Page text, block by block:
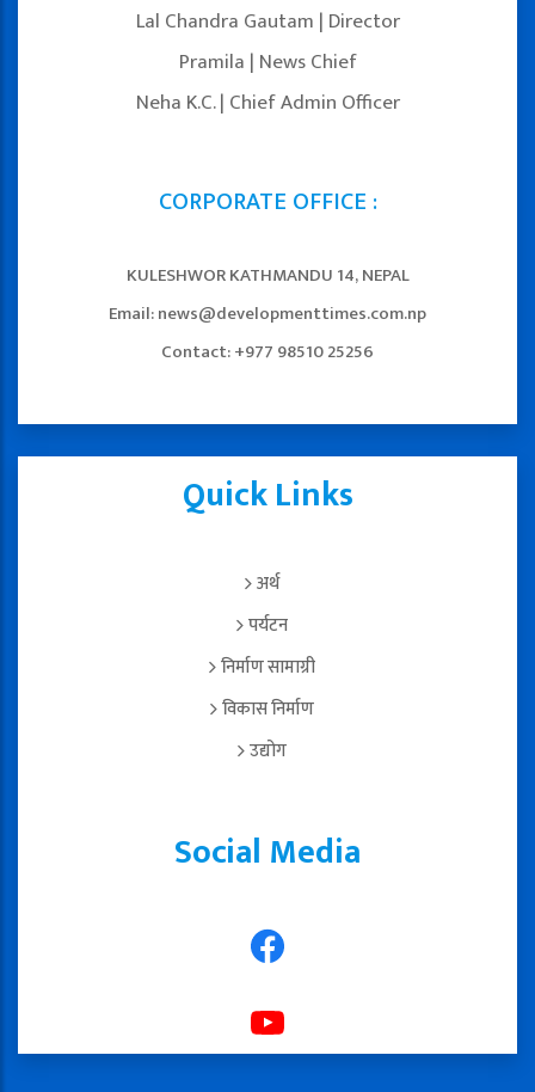
Lal Chandra Gautam | Director
Pramila | News Chief
Neha K.C. | Chief Admin Officer
CORPORATE OFFICE :
KULESHWOR KATHMANDU 14, NEPAL
Email: news@developmenttimes.com.np
Contact: +977 98510 25256
Quick Links
अर्थ
पर्यटन
निर्माण सामाग्री
विकास निर्माण
उद्योग
Social Media